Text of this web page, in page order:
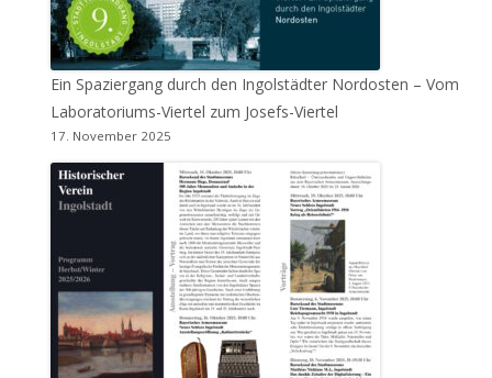
Ein Spaziergang durch den Ingolstädter Nordosten – Vom
Laboratoriums-Viertel zum Josefs-Viertel
17. November 2025